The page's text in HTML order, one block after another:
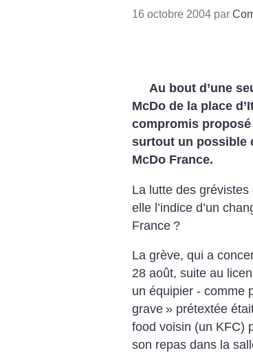
16 octobre 2004 par
Au bout d’une
McDo de la place
compromis proposé
surtout un possible
McDo France.
La lutte des grévistes
elle l’indice d’un
France ?
La grève, qui a
28 août, suite au
un équipier - comme
grave » prétextée
food voisin (un KFC)
son repas dans la